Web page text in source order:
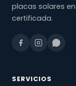
placas solares
certificada.
SERVICIOS